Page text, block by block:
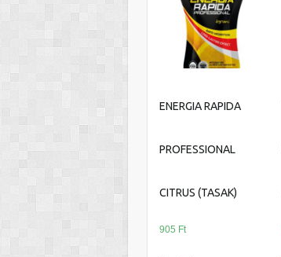
ENERGIA RAPIDA
PROFESSIONAL
CITRUS (TASAK)
905 Ft